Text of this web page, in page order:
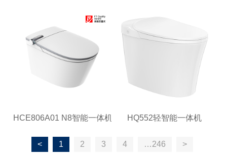
HCE806A01 N8智能一体机 HQ552轻智能一体机
< 1 2 3 4 …246 >